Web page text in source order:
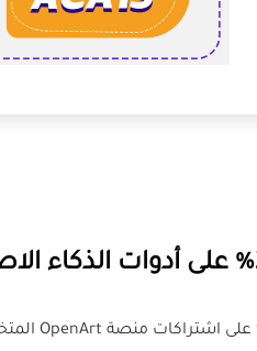
على اشتراكات منصة OpenArt المتخصصة في إنشاء الصور والفيديو والتصاميم بالذكاء الاصطناعي.